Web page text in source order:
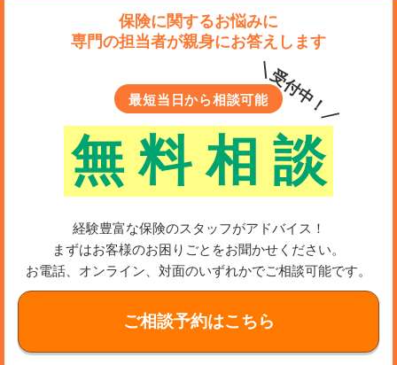
保険に関するお悩みに
専門の担当者が親身にお答えします
最短当日から相談可能
無 料 相 談
＼受付中！／
経験豊富な保険のスタッフがアドバイス！
まずはお客様のお困りごとをお聞かせください。
お電話、オンライン、対面のいずれかでご相談可能です。
ご相談予約はこちら